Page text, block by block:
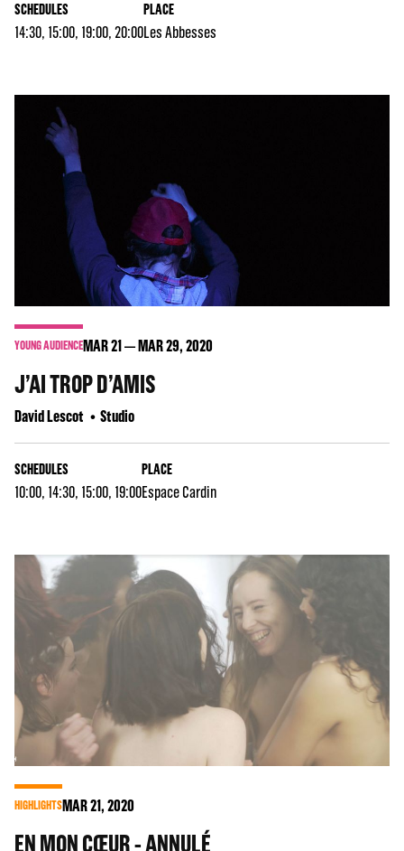
SCHEDULES
14:30, 15:00, 19:00, 20:00
PLACE
Les Abbesses
YOUNG AUDIENCEMAR21 MAR29, 2020
J’AI TROP D’AMIS
David Lescot Studio
SCHEDULES
10:00, 14:30, 15:00, 19:00
PLACE
Espace Cardin
HIGHLIGHTSMAR21, 2020
EN MON CŒUR - ANNULÉ